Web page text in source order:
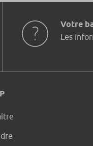
Votre
Les